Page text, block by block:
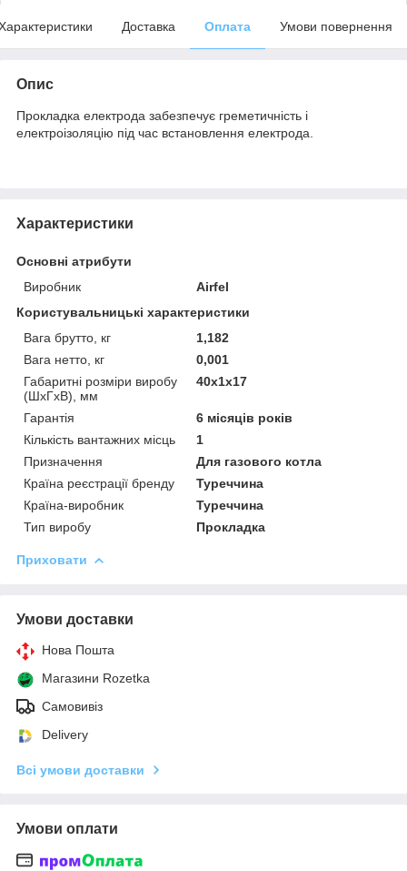
Доставка Оплата Умови повернення
Опис
Прокладка електрода забезпечує греметичність і
електроізоляцію під час встановлення електрода.
Характеристики
Основні атрибути
Виробник
Airfel
Користувальницькі характеристики
Вага брутто, кг
1,182
Вага нетто, кг
0,001
Габаритні розміри виробу
(ШхГхВ), мм
40х1х17
Гарантія
6 місяців років
Кількість вантажних місць
1
Призначення
Для газового котла
Країна реєстрації бренду
Туреччина
Країна-виробник
Туреччина
Тип виробу
Прокладка
Приховати
Умови доставки
Нова Пошта
Магазини Rozetka
Самовивіз
Delivery
Всі умови доставки
Умови оплати